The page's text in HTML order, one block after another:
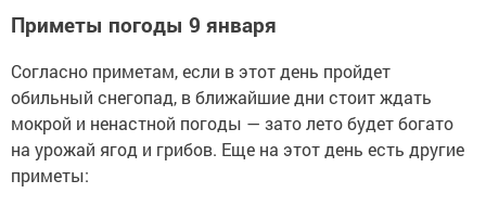
Приметы погоды 9 января
Согласно приметам, если в этот день пройдет
обильный снегопад, в ближайшие дни стоит ждать
мокрой и ненастной погоды — зато лето будет богато
на урожай ягод и грибов. Еще на этот день есть другие
приметы: